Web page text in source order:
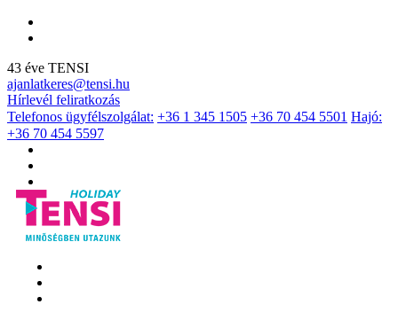
43 éve TENSI
ajanlatkeres@tensi.hu
Hírlevél feliratkozás
Telefonos ügyfélszolgálat: +36 1 345 1505 +36 70 454 5501 Hajó:
+36 70 454 5597